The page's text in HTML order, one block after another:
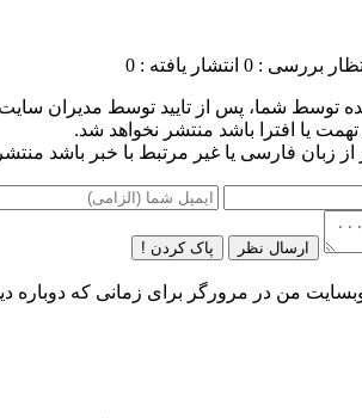
بررسی : 0 انتشار یافته : 0
توسط شما، پس از تایید توسط مدیران
یا افترا باشد منتشر نخواهد شد.
از زبان فارسی یا غیر مرتبط با خبر باشد
ارسال نظر پاک کردن !
وبسایت من در مرورگر برای زمانی که دوباره